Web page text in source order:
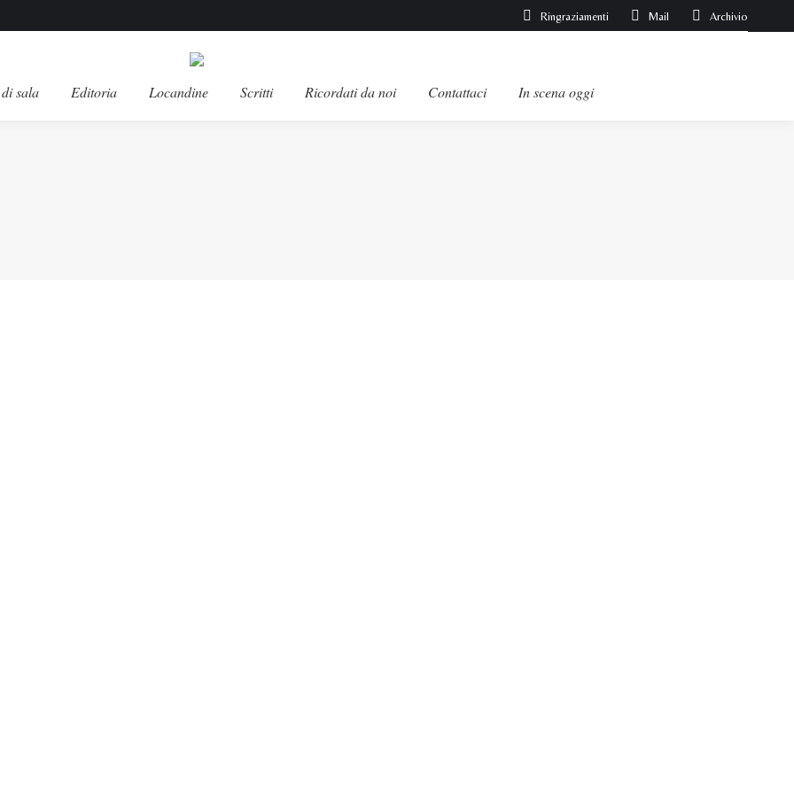
Ringraziamenti Mail Archivio
sala Editoria Locandine Scritti Ricordati da noi Contattaci In scena oggi